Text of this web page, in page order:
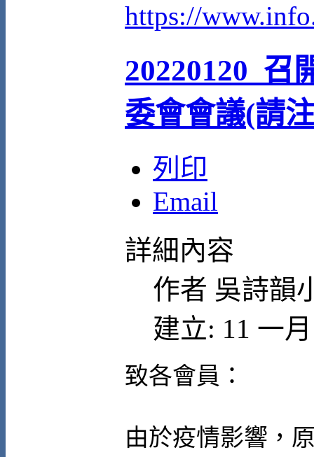
https://
20220120_召
委會會議(請
列印
Email
詳細內容
作者 吳詩韻
建立: 11 一
致各會員：
由於疫情影響，